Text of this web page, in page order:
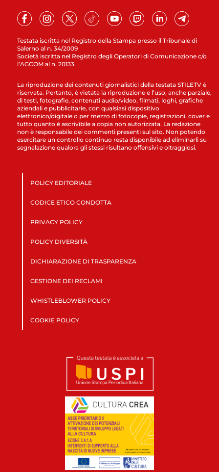
Testata iscritta nel Registro della Stampa presso il Tribunale di
Salerno al n. 34/2009
Società iscritta nel Registro degli Operatori di Comunicazione c/o
l’AGCOM al n. 20133
La riproduzione dei contenuti giornalistici della testata STILETV è
riservata. Pertanto, è vietata la riproduzione e l’uso, anche parziale,
di testi, fotografie, contenuti audio/video, filmati, loghi, grafiche
aziendali e pubblicitarie, con qualsiasi dispositivo
elettronico/digitale o per mezzo di fotocopie, registrazioni, cover e
tutto quanto è ascrivibile a copia non autorizzata. La redazione
non è responsabile dei commenti presenti sul sito. Non potendo
esercitare un controllo continuo resta disponibile ad eliminarli su
segnalazione qualora gli stessi risultano offensivi e oltraggiosi.
POLICY EDITORIALE
CODICE ETICO CONDOTTA
PRIVACY POLICY
POLICY DIVERSITÀ
DICHIARAZIONE DI TRASPARENZA
GESTIONE DEI RECLAMI
WHISTLEBLOWER POLICY
COOKIE POLICY